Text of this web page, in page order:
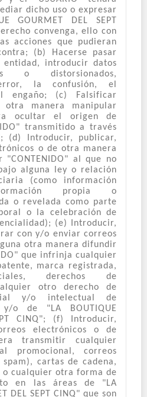
dicho uso o expresar
GOURMET DEL SEPT
convenga, ello con
acciones que pudieran
(b) Hacerse pasar
introducir datos
o distorsionados,
la confusión, el
engaño; (c) Falsificar
otra manera manipular
ocultar el origen de
transmitido a través
(d) Introducir, publicar,
o de otra manera
al que no
alguna ley o relación
(como información
propia o
o revelada como parte
o la celebración de
(e) Introducir,
con y/o enviar correos
otra manera difundir
que infrinja cualquier
marca registrada,
derechos de
otro derecho de
y/o intelectual de
o de "LA BOUTIQUE
CINQ"; (f) Introducir,
electrónicos o de
transmitir cualquier
promocional, correos
cartas de cadena,
o cualquier otra forma de
en las áreas de "LA
DEL SEPT CINQ" que son